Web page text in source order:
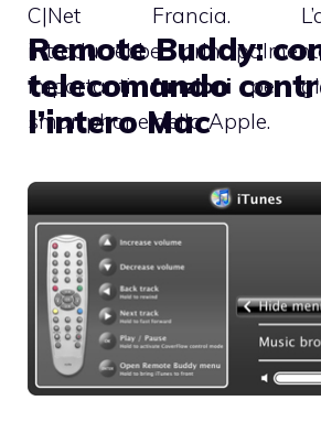
C|Net Francia.
introdurrebbe
importantifunzioni per
smartphone della Apple.
Remote Buddy:
telecomando
l’intero Mac